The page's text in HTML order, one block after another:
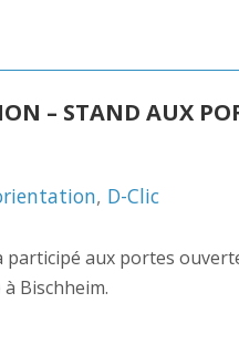
– STAND AUX
, D-Clic
participé aux portes
Bischheim.